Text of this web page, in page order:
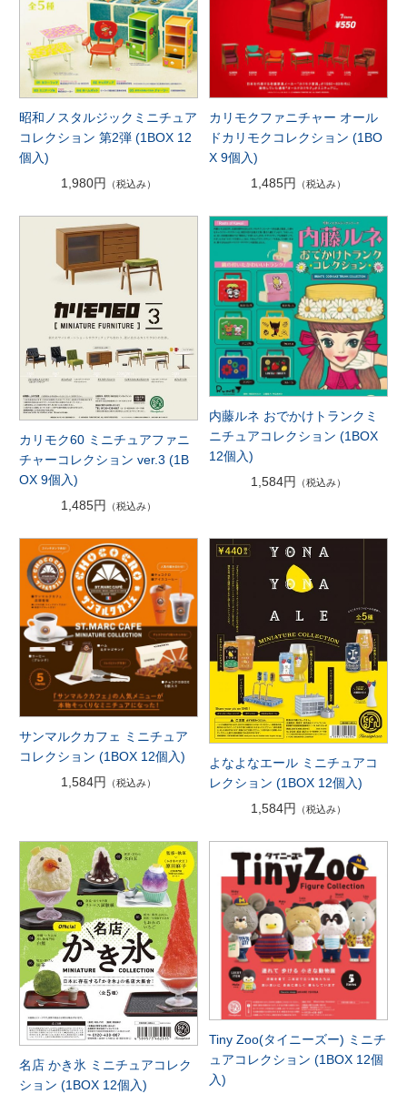
昭和ノスタルジックミニチュア
コレクション 第2弾 (1BOX 12
個入)
1,980円
（税込み）
カリモクファニチャー オール
ドカリモクコレクション (1BO
X 9個入)
1,485円
（税込み）
カリモク60 ミニチュアファニ
チャーコレクション ver.3 (1B
OX 9個入)
1,485円
（税込み）
内藤ルネ おでかけトランクミ
ニチュアコレクション (1BOX
12個入)
1,584円
（税込み）
サンマルクカフェ ミニチュア
コレクション (1BOX 12個入)
1,584円
（税込み）
よなよなエール ミニチュアコ
レクション (1BOX 12個入)
1,584円
（税込み）
名店 かき氷 ミニチュアコレク
ション (1BOX 12個入)
Tiny Zoo(タイニーズー) ミニチ
ュアコレクション (1BOX 12個
入)